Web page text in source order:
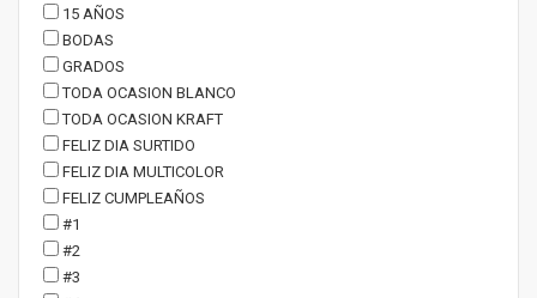
15 AÑOS
BODAS
GRADOS
TODA OCASION BLANCO
TODA OCASION KRAFT
FELIZ DIA SURTIDO
FELIZ DIA MULTICOLOR
FELIZ CUMPLEAÑOS
#1
#2
#3